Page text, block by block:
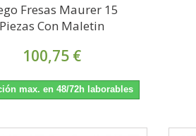
Fresas Maurer 15
Piezas Con Maletin
100,75 €
max. en 48/72h laborables